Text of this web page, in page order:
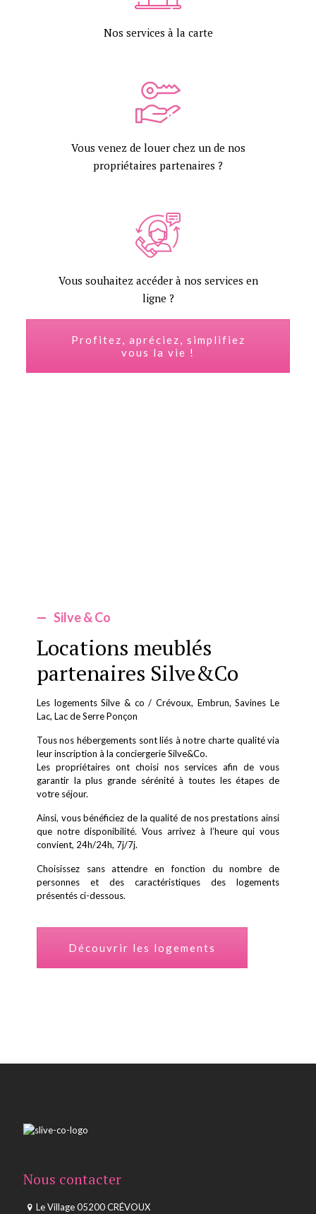
Nos services à la carte
Vous venez de louer chez un de nos
propriétaires partenaires ?
Vous souhaitez accéder à nos services en
ligne ?
Profitez, apréciez, simplifiez
vous la vie !
— Silve & Co
Locations meublés
partenaires Silve&Co
Les logements Silve & co / Crévoux, Embrun, Savines Le
Lac, Lac de Serre Ponçon
Tous nos hébergements sont liés à notre charte qualité via
leur inscription à la conciergerie Silve&Co.
Les propriétaires ont choisi nos services afin de vous
garantir la plus grande sérénité à toutes les étapes de
votre séjour.
Ainsi, vous bénéficiez de la qualité de nos prestations ainsi
que notre disponibilité. Vous arrivez à l’heure qui vous
convient, 24h/24h, 7j/7j.
Choisissez sans attendre en fonction du nombre de
personnes et des caractéristiques des logements
présentés ci-dessous.
Découvrir les logements
Nous contacter
Le Village 05200 CRÉVOUX